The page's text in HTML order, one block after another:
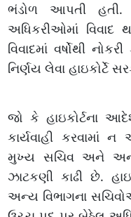
ભંડોળ આપતી
અધિકરીઓમાં વિવાદ
વિવાદમાં વર્ષોથી
નિર્ણય લેવા હાઇકોર્ટે
જો કે હાઇકોર્ટના
કાર્યવાહી કરવામાં
મુખ્ય સચિવ અને અન્ય
ઝાટકણી કાઢી છે.
અન્ય વિભાગના